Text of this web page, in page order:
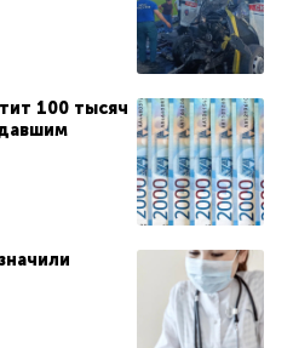
100 тысяч